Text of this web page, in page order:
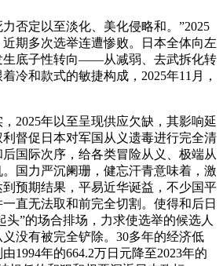
定以至淡化、美化侵略和。”2025
期多次选举连遭惨败。日本全体向左
生底子性转向——从减弱、去武拆化转
冷和款式的敏捷构成，2025年11月，
年以至呈现供应欠缺，其影响延
督促日本对军国从义遗毒进行完全清
国际次序，给各类冒险从义、极端从
国力严沉阑珊，健忘汗青意味着，激
预期结果，平易近华诞益，不少国平
直无法取和前完全切割。使得和后日
头”的场合排场，力求使选举的候选人
没有被完全铲除。30多年的经济低
1994年的664.2万日元降至2023年的